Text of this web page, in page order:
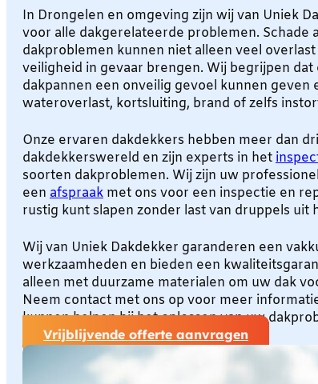
In Drongelen en omgeving zijn wij van Uniek
voor alle dakgerelateerde problemen. Schade
dakproblemen kunnen niet alleen veel
veiligheid in gevaar brengen. Wij begrijpen
dakpannen een onveilig gevoel kunnen geven
wateroverlast, kortsluiting, brand of zelfs
Onze ervaren dakdekkers hebben meer dan
dakdekkerswereld en zijn experts in het
soorten dakproblemen. Wij zijn uw
een afspraak met ons voor een inspectie en
rustig kunt slapen zonder last van druppels uit
Wij van Uniek Dakdekker garanderen een
werkzaamheden en bieden een
alleen met duurzame materialen om uw dak
Neem contact met ons op voor meer
kunnen helpen bij het oplossen van uw
Vrijblijvende offerte aanvragen